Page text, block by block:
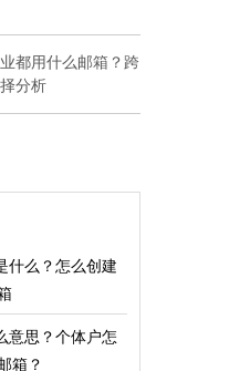
都用什么邮箱？跨
分析
什么？怎么创建
意思？个体户怎
箱？